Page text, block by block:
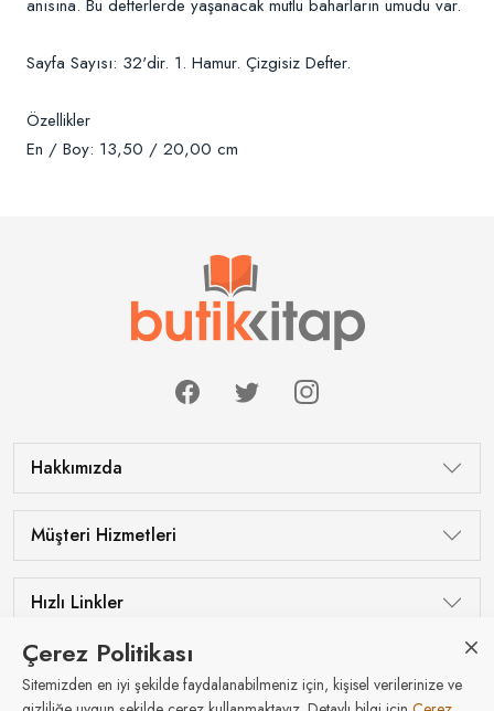
anısına. Bu defterlerde yaşanacak mutlu baharların umudu var.
Sayfa Sayısı: 32'dir. 1. Hamur. Çizgisiz Defter.
Özellikler
En / Boy: 13,50 / 20,00 cm
Hakkımızda
Müşteri Hizmetleri
Hızlı Linkler
Tüm hakları saklıdır © Butik Kitap 2026
Çerez Politikası
Sitemizden en iyi şekilde faydalanabilmeniz için, kişisel verilerinize ve